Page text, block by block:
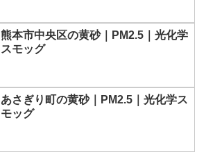
熊本市中央区の黄砂｜PM2.5｜光化学
スモッグ
あさぎり町の黄砂｜PM2.5｜光化学ス
モッグ